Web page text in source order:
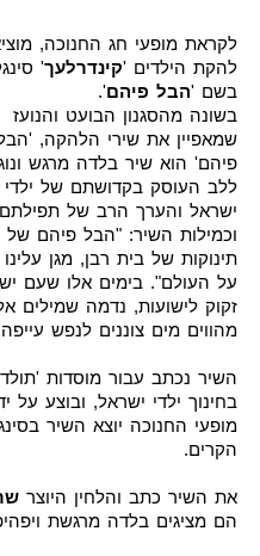
לקראת מופעי חג החנוכה,
להקת הילדים 'קינדרלעך'
בשם 'הבל פיהם'.
בשונה מהסגנון הבועט והנועז
שמאפיין את שירי הלהקה,
פיהם' הוא שיר בלדה מרגש
ללב העוסק בקדושתם של ילדי
ישראל והערך הרב של
וכמילות השיר: "הבל פיהם של
תינוקות של בית רבן, מגן עלינו
על העולם". בימים אלו שעם
זקוק לישועות, נדמה שמילים
מהווים מים צוננים לנפש
השיר נכתב עבור מוסדות
בחינוך ילדי ישראל, ובוצע
מופעי החנוכה יוצא השיר
הקרים.
את השיר כתב והלחין היוצר
הם מציגים בלדה מרגשת